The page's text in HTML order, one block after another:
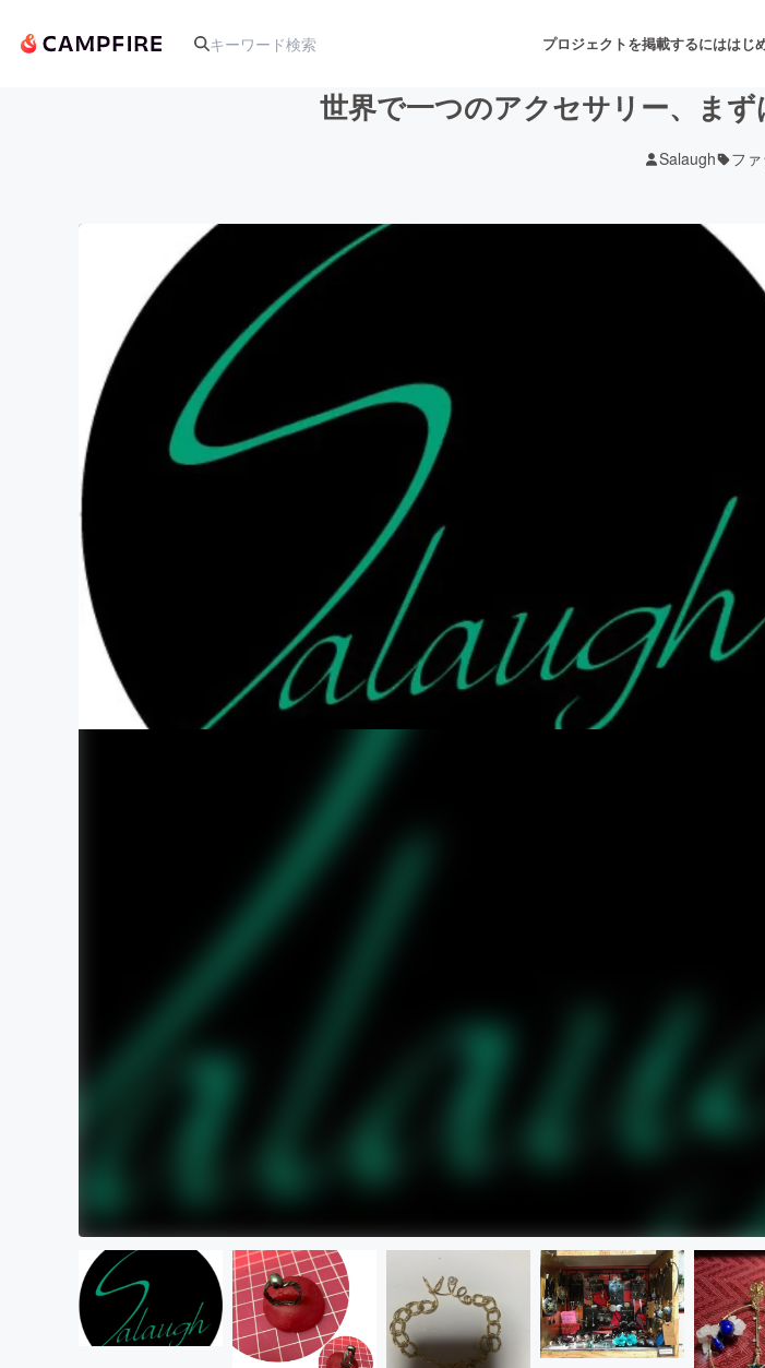
プロジェクトを掲載するにははじ
テクノロジー・ガジェット
映像・映画
ビジネス・起業
CAMPFIRE for Social Good
CAMPFIREふるさと納税
世界で一つのアクセサリー、ま
Salaugh フ